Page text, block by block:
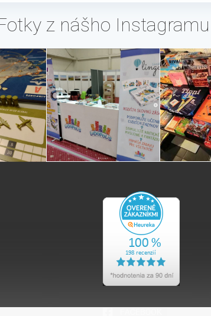
z nášho Instagramu